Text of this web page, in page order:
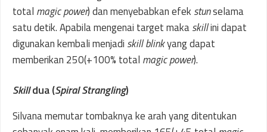
total magic power) dan menyebabkan efek stunselama
satu detik. Apabila mengenai target makaskillini dapat
digunakan kembali menjadi skill blinkyang dapat
memberikan 250(+100% total magic power).
Skilldua (Spiral Strangling)
Silvana memutar tombaknya ke arah yang ditentukan